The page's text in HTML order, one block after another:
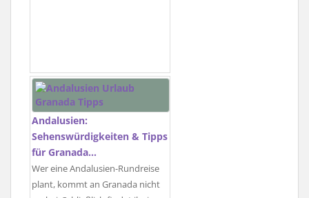
Andalusien:
Sehenswürdigkeiten & Tipps
für Granada…
Wer eine Andalusien-Rundreise
plant, kommt an Granada nicht